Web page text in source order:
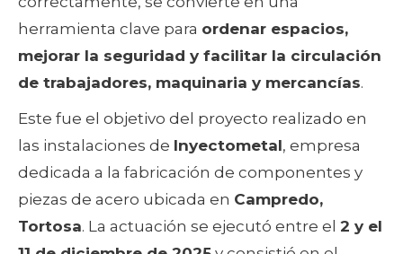
herramienta clave para ordenar espacios,
mejorar la seguridad y facilitar la circulación
de trabajadores, maquinaria y mercancías.
Este fue el objetivo del proyecto realizado en
las instalaciones de Inyectometal, empresa
dedicada a la fabricación de componentes y
piezas de acero ubicada en Campredo,
Tortosa. La actuación se ejecutó entre el 2 y el